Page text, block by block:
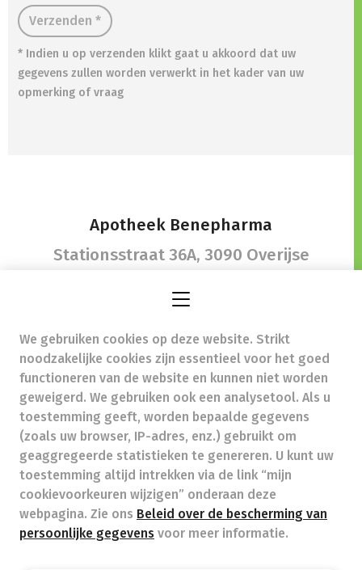
Verzenden *
* Indien u op verzenden klikt gaat u akkoord dat uw
gegevens zullen worden verwerkt in het kader van uw
opmerking of vraag
Apotheek Benepharma
Stationsstraat 36A, 3090 Overijse
apothekers@benepharma.be - Ondernemingsnummer
(BTW nr.) (BE)0685992809
Beroepstitel: Apotheker werkzaam in België
Beroepsvereniging: Algemene Pharmaceutische
Bond autorisatienummer FAGG 236201
Valt onder toezicht van de Orde der Apothekers,
02/537.42.67, Henri Jasparlaan 94 1060 Brussel
Deontologie:
Code van de farmaceutische plichtenleer
Tarieven terugbetaalde zorg
We gebruiken cookies op deze website. Strikt
noodzakelijke cookies zijn essentieel voor het goed
functioneren van de website en kunnen niet worden
geweigerd. We gebruiken ook een analysetool. Als u
toestemming geeft, worden bepaalde gegevens
(zoals uw browser, IP-adres, enz.) gebruikt om
geaggregeerde statistieken te genereren. U kunt uw
toestemming altijd intrekken via de link “mijn
cookievoorkeuren wijzigen” onderaan deze
webpagina. Zie ons Beleid over de bescherming van
persoonlijke gegevens voor meer informatie.